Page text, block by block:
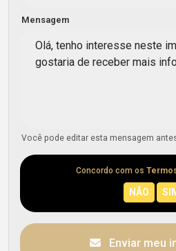
Mensagem
Você pode editar esta mensagem
Concordo com os
Enviar meu